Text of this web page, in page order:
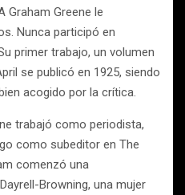
Graham Greene le
Nunca participó en
primer trabajo, un volumen
se publicó en 1925, siendo
acogido por la crítica.
trabajó como periodista,
como subeditor en The
comenzó una
Browning, una mujer